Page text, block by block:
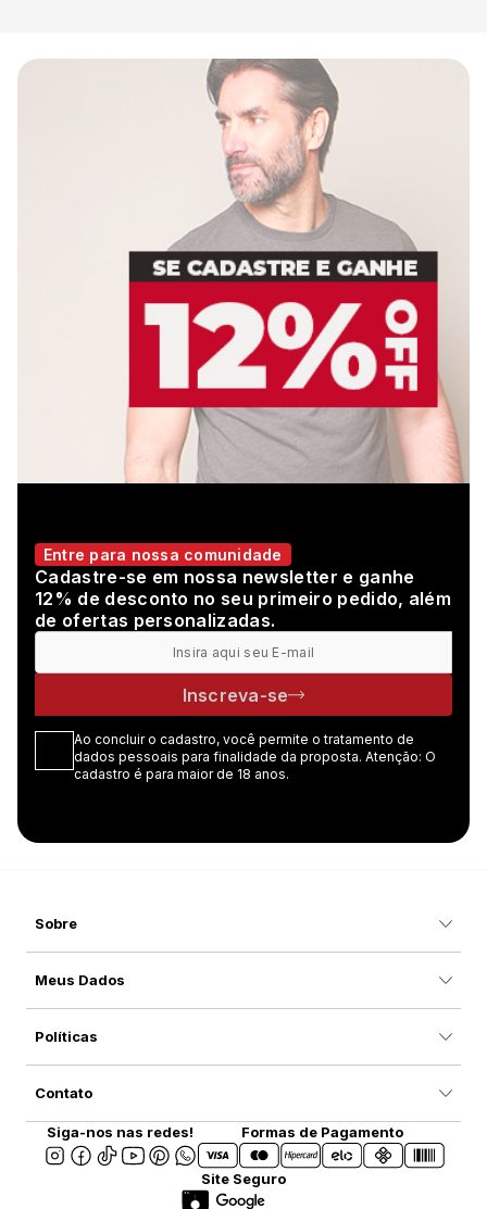
Entre para nossa comunidade
Cadastre-se em nossa newsletter e ganhe
12% de desconto no seu primeiro pedido, além
de ofertas personalizadas.
Inscreva-se
Ao concluir o cadastro, você permite o tratamento de
dados pessoais para finalidade da proposta. Atenção: O
cadastro é para maior de 18 anos.
Sobre
Meus Dados
Políticas
Contato
Siga-nos nas redes! Formas de Pagamento
Site Seguro